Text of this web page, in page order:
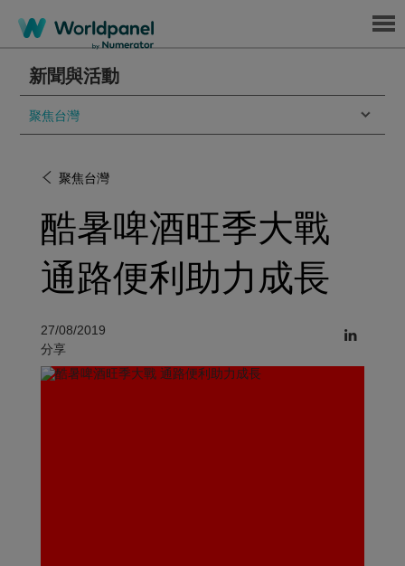
Menu
新聞與活動
聚焦台灣
聚焦台灣
酷暑啤酒旺季大戰
通路便利助力成長
27/08/2019
分享